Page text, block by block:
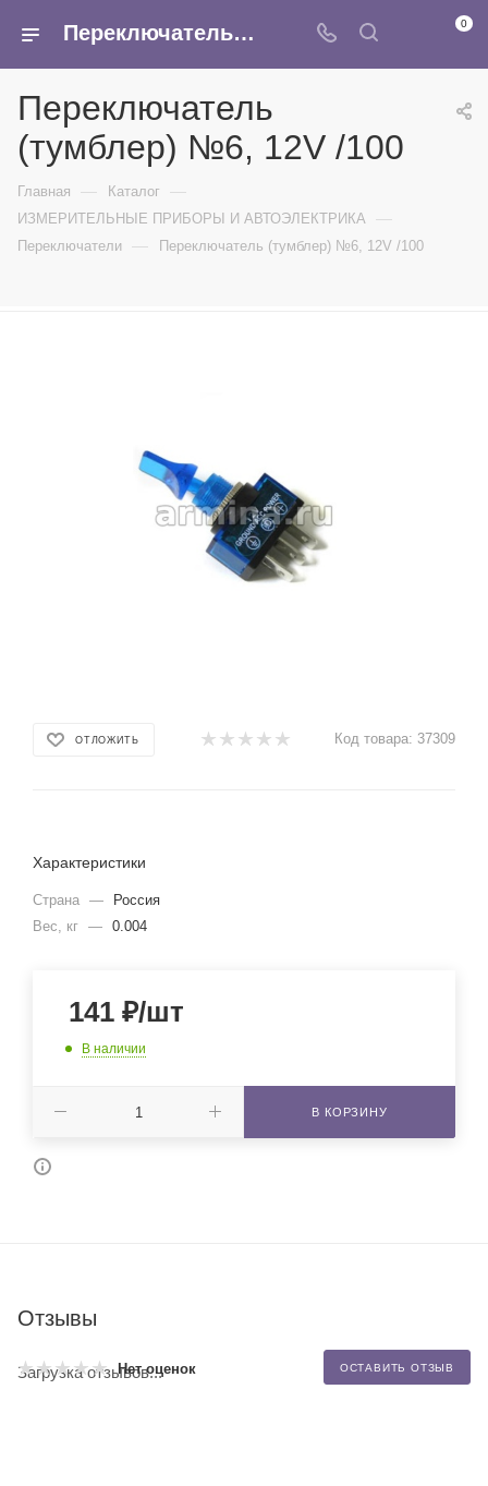
Переключатель (тумблер) №6, 12V /100 - купить в интернет-магазине Армина 0
Переключатель
(тумблер) №6, 12V /100
Главная — Каталог —
ИЗМЕРИТЕЛЬНЫЕ ПРИБОРЫ И АВТОЭЛЕКТРИКА —
Переключатели — Переключатель (тумблер) №6, 12V /100
ОТЛОЖИТЬ Код товара: 37309
Характеристики
Страна —
Россия
Вес, кг — 0.004
141 ₽/шт
В наличии
В КОРЗИНУ
Отзывы
Нет оценок ОСТАВИТЬ ОТЗЫВ
Загрузка отзывов...